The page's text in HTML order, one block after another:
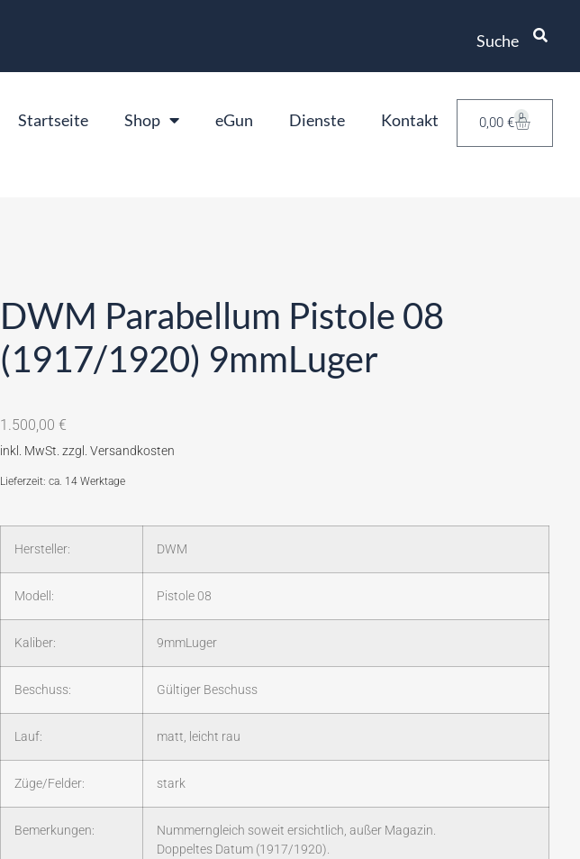
Suche
Startseite Shop eGun Dienste Kontakt 0,00 € 0
DWM Parabellum Pistole 08
(1917/1920) 9mmLuger
1.500,00 €
Lieferzeit: ca. 14 Werktage
Hersteller: DWM
Modell: Pistole 08
Kaliber: 9mmLuger
Beschuss: Gültiger Beschuss
Lauf: matt, leicht rau
Züge/Felder: stark
Bemerkungen:
Nummerngleich soweit ersichtlich, außer Magazin.
Doppeltes Datum (1917/1920).